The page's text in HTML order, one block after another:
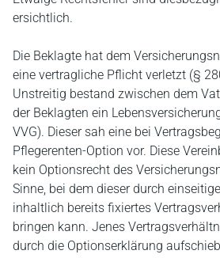
ersichtlich.
Die Beklagte hat dem
eine vertragliche Pflicht verletzt (§
Unstreitig bestand zwischen dem
der Beklagten ein
VVG). Dieser sah eine bei
Pflegerenten-Option vor. Diese
kein Optionsrecht des
Sinne, bei dem dieser durch
inhaltlich bereits fixiertes
bringen kann. Jenes
durch die Optionserklärung